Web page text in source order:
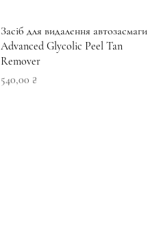
Швидкий перегляд
Засіб для видалення автозасмаги
Advanced Glycolic Peel Tan
Remover
Ціна
540,00 ₴